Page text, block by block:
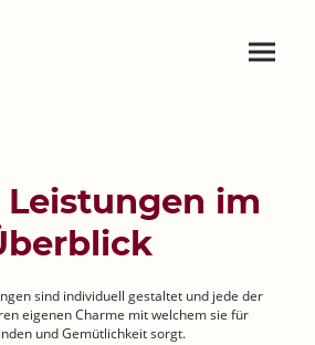
Leistungen im
sind individuell gestaltet und jede der
eigenen Charme mit welchem sie für
und Gemütlichkeit sorgt.